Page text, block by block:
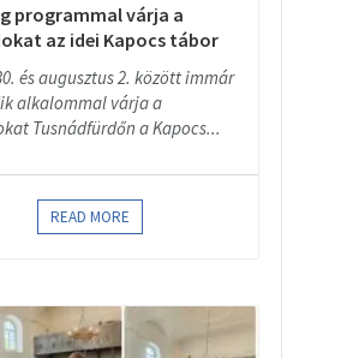
programmal várja a
az idei Kapocs tábor
és augusztus 2. között immár
alkalommal várja a
Tusnádfürdőn a Kapocs...
READ MORE